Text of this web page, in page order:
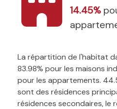
14.45%
La répartition de l'habitat
83.98% pour les maisons
pour les appartements.
sont des résidences
résidences secondaires, le